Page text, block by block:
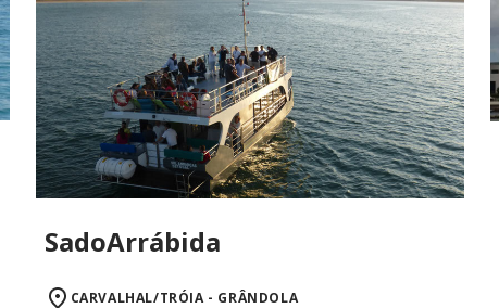
SadoArrábida
CARVALHAL/TRÓIA - GRÂNDOLA